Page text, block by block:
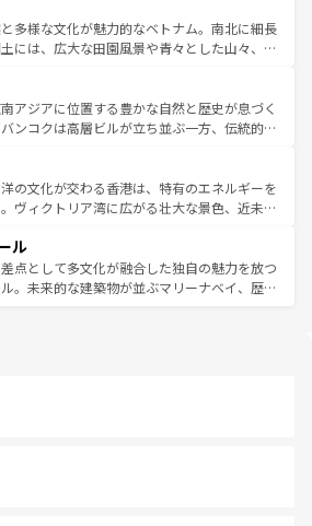
い。
評判のスイーツなど、バラエティ豊かな料理
が味わえる。 なお、新着の台湾情報は コンテンツ一覧を参
。
を延ばせば四季折々の自然美を楽しむことが
て、キムチや焼肉、絶品のストリートフード
まな韓国料理が待っている。夜には、韓国な
れながら、韓国の多彩な魅力を心ゆくまで味
わってみてほしい。 なお、新着の韓国情報はコンテンツ一
ほしい。
多様な文化が魅力的なベトナム。南北に細長
には、広大な田園風景や青々とした山々、世
共に伝統が息づく。ハノイの古い町並みやホ
フランス統治時代の建物も、独特の雰囲気を
る。また、バラエティの豊かさとおいしさで
やバインミー、ベトナムコーヒーなどは、ぜ
いたい。どの地域を訪れてもあたたかい人々
えてくれるので、きっと忘れられない旅にな
い。
アジアに位置する豊かな自然と歴史が息づく
ンコクは高層ビルが立ち並ぶ一方、伝統的な
している。北部ではチェンマイなどの山岳地
れ合い、南部ではプーケットやクラビの美し
ゾート気分を楽しむことができる。タイ料理
は一年中温暖で、どの季節にも異なる楽しみ
。親しみやすいタイの人々、仏教を中心とし
て多様な観光資源が、訪れる旅人を魅了し続
の文化が交わる香港は、特有のエネルギーを
ヴィクトリア湾に広がる壮大な景色、近未来
れても感動するはず。観光スポットが密集し
よく見どころを回れるのも魅力。息をのむよ
文化的な体験まで、香港を存分に楽しみ尽く
ル
点として多文化が融合した独自の魅力を放つ
。未来的な建築物が並ぶマリーナベイ、歴史
ズは地元の風情を楽しめる外せないスポット